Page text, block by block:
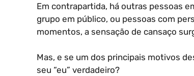
Em contrapartida, há outras pessoas
grupo em público, ou pessoas com
momentos, a sensação de cansaço
Mas, e se um dos principais motivos
seu “eu” verdadeiro?